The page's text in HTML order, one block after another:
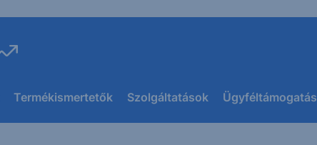
Termékismertetők Szolgáltatások Ügyféltámogatás